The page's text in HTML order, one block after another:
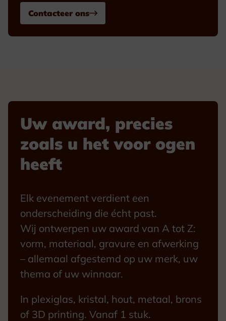
Contacteer ons
Uw award, precies
zoals u het voor ogen
heeft
Elk evenement verdient een
onderscheiding die écht past.
Wij ontwerpen uw award van A tot Z:
vorm, materiaal, gravure en afwerking
– allemaal afgestemd op uw merk, uw
thema of uw winnaar.
In plexiglas, kristal, hout, metaal, brons
of 3D printing. Vanaf 1 stuk.